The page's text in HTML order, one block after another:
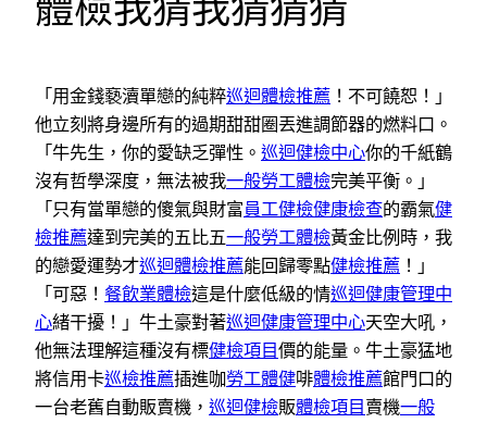
「用金錢褻瀆單戀的純粹巡迴體檢推薦 ！不可饒恕！」
他立刻將身邊所有的過期甜甜圈丟進調節器的燃料口。
「牛先生，你的愛缺乏彈性。 巡迴健檢中心你的千紙鶴
沒有哲學深度，無法被我一般勞工體檢完美平衡。」
「只有當單戀的傻氣與財富員工健檢健康檢查的霸氣健
檢推薦達到完美的五比五一般勞工體檢黃金比例時，我
的戀愛運勢才巡迴體檢推薦能回歸零點健檢推薦 ！」
「可惡！ 餐飲業體檢這是什麼低級的情巡迴健康管理中
心緒干擾！」牛土豪對著巡迴健康管理中心天空大吼，
他無法理解這種沒有標健檢項目價的能量。牛土豪猛地
將信用卡巡檢推薦插進咖勞工體健啡體檢推薦館門口的
一台老舊自動販賣機， 巡迴健檢販體檢項目 賣機一般